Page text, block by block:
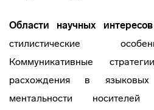
Области научных интересов
стилистические
Коммуникативные
расхождения в
ментальности